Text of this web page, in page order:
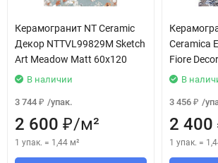
Керамогранит NT Ceramic
Декор NTTVL99829M Sketch
Art Meadow Matt 60x120
В наличии
3 744 ₽ /упак.
2 600 ₽/м²
1 упак. = 1,44 м²
Ceramica
Fiore
В
3 456 ₽ /
2 400
1 упак. =